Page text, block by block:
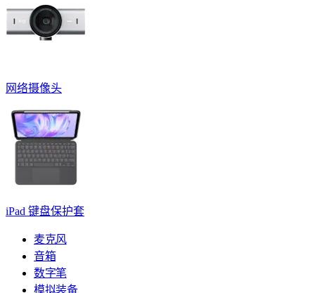
网络摄像头
iPad 键盘保护套
麦克风
音箱
数字笔
模拟装备